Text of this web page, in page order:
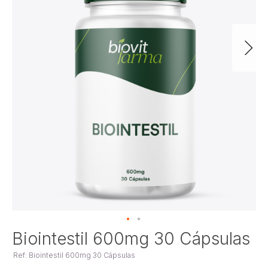
Saltar
para
o
Biointestil 600mg 30 Cápsulas
Ref: Biointestil 600mg 30 Cápsulas